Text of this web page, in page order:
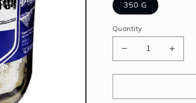
350 G
Quantity
Decrease
quantity
for
Pickled
for